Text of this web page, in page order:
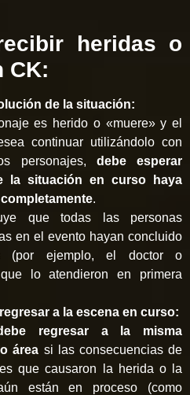
heridas o
CK:
de la situación:
es herido o «muere» y el
continuar utilizándolo con
personajes, debe esperar
la situación en curso haya
.
que todas las personas
en el evento hayan concluido
(por ejemplo, el doctor o
lo atendieron en primera
a la escena en curso:
regresar a la misma
área si las consecuencias de
que causaron la herida o la
aún están en proceso (como